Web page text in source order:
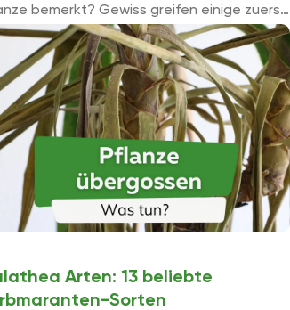
bemerkt? Gewiss greifen einige zuerst
da die Vermutung nah liegt,
die Pflanze an Wassermangel leidet.
ein ...
Arten: 13 beliebte
Sorten